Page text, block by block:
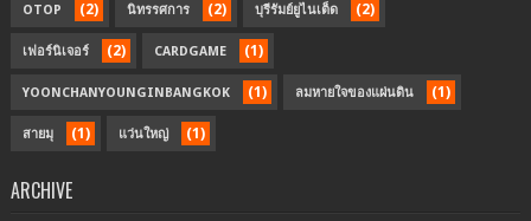
OTOP (2) นิทรรศการ (2) บุรีรัมย์ยูไนเต็ด (2)
เฟอร์นิเจอร์ (2) CARDGAME (1)
YOONCHANYOUNGINBANGKOK (1) ลมหายใจของแผ่นดิน (1)
สายมุ (1) แว่นใหญ่ (1)
ARCHIVE